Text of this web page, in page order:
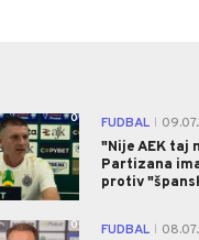
0 FUDBAL
"Nije AEK taj
Partizana
protiv
0 FUDBAL